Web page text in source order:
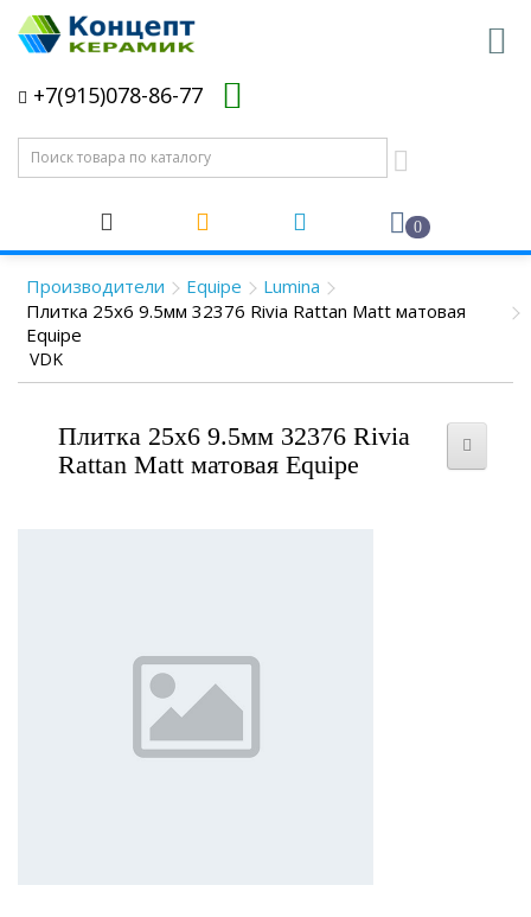
+7(915)078-86-77
0
Производители Equipe
Lumina
Плитка 25x6 9.5мм 32376 Rivia Rattan Matt матовая
Equipe
VDK
Плитка 25x6 9.5мм 32376 Rivia
Rattan Matt матовая Equipe